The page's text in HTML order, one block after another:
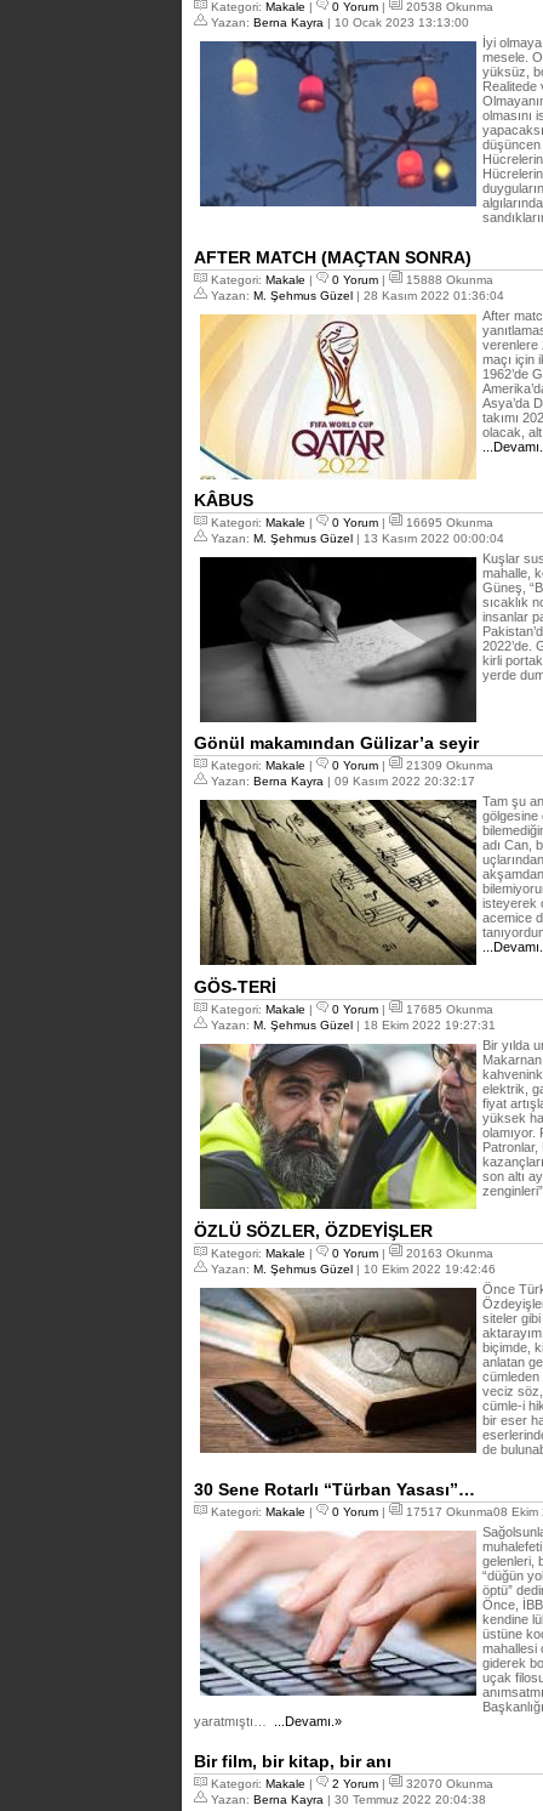
Kategori: Makale | 0 Yorum |
20538 Okunma
Yazan: Berna Kayra | 10 Ocak 2023 13:13:00
İyi
mesele.
yüksüz,
Realitede
olmasını
düşüncen
AFTER MATCH (MAÇTAN SONRA)
Kategori: Makale | 0 Yorum |
15888 Okunma
Yazan: M. Şehmus Güzel | 28 Kasım 2022 01:36:04
After
verenlere
maçı için
1962’de
Asya’da
takımı
olacak,
KÂBUS
Kategori: Makale | 0 Yorum |
16695 Okunma
Yazan: M. Şehmus Güzel | 13 Kasım 2022 00:00:04
Kuşlar
mahalle,
Güneş,
sıcaklık
insanlar
2022’de.
kirli
yerde
Gönül makamından Gülizar’a seyir
Kategori: Makale | 0 Yorum |
21309 Okunma
Yazan: Berna Kayra | 09 Kasım 2022 20:32:17
Tam şu
gölgesine
adı Can,
isteyerek
acemice
GÖS-TERİ
Kategori: Makale | 0 Yorum |
17685 Okunma
Yazan: M. Şehmus Güzel | 18 Ekim 2022 19:27:31
Bir yılda
elektrik,
fiyat
yüksek
olamıyor.
son altı
ÖZLÜ SÖZLER, ÖZDEYİŞLER
Kategori: Makale | 0 Yorum |
20163 Okunma
Yazan: M. Şehmus Güzel | 10 Ekim 2022 19:42:46
Önce
siteler
biçimde,
anlatan
cümleden
veciz
cümle-i
bir eser
de
30 Sene Rotarlı “Türban Yasası”…
Kategori: Makale | 0 Yorum | 17517 Okunma08
muhalefeti
gelenleri,
“düğün
öptü”
Önce,
kendine
üstüne
mahallesi
giderek
uçak
yaratmıştı…
...Devamı.»
Bir film, bir kitap, bir anı
Kategori: Makale | 2 Yorum |
32070 Okunma
Yazan: Berna Kayra | 30 Temmuz 2022 20:04:38